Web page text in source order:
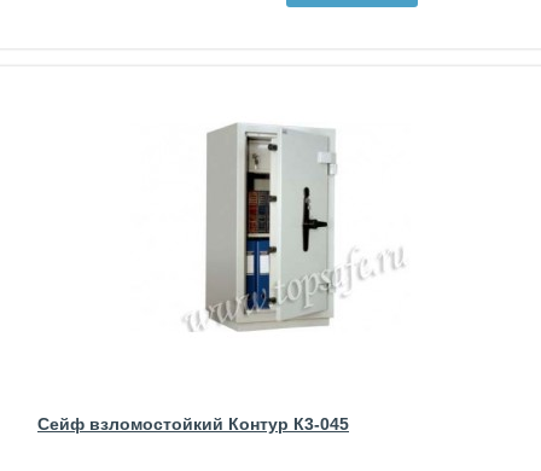
Сейф взломостойкий Контур К3-045